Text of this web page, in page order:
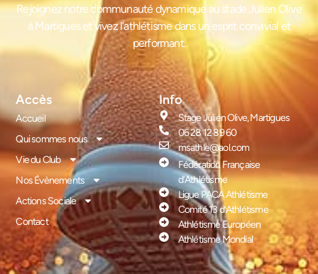
Rejoignez notre communauté dynamique au stade Julien Olive
à Martigues et vivez l’athlétisme dans un esprit convivial et
performant.
Accès
Accueil
Qui sommes nous
Vie du Club
Nos Évènements
Actions Sociale
Contact
Info
Stage Julien Olive, Martigues
06 28 12 89 60
msathle@aol.com
Fédération Française
d’Athlétisme
Ligue PACA Athlétisme
Comité 13 d’Athlétisme
Athlétisme Européen
Athlétisme Mondial